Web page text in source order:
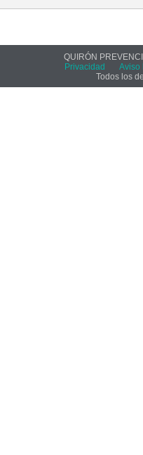
QUIRÓN
Privacidad
Aviso
Todos los